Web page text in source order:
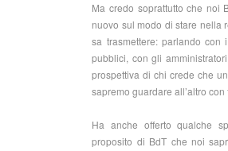
Ma credo soprattutto che noi
nuovo sul modo di stare nella
sa trasmettere: parlando
pubblici, con gli
prospettiva di chi crede che
sapremo guardare all’altro
Ha anche offerto qualche
proposito di BdT che noi